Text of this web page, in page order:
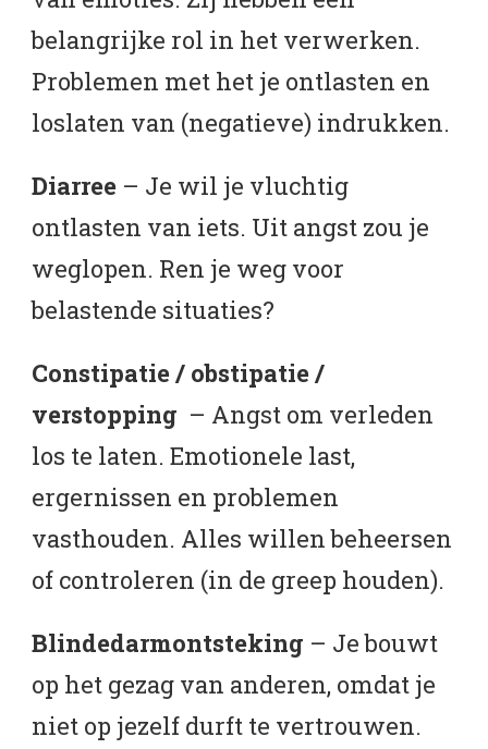
belangrijke rol in het verwerken.
Problemen met het je ontlasten en
loslaten van (negatieve) indrukken.
Diarree – Je wil je vluchtig
ontlasten van iets. Uit angst zou je
weglopen. Ren je weg voor
belastende situaties?
Constipatie / obstipatie /
verstopping – Angst om verleden
los te laten. Emotionele last,
ergernissen en problemen
vasthouden. Alles willen beheersen
of controleren (in de greep houden).
Blindedarmontsteking – Je bouwt
op het gezag van anderen, omdat je
niet op jezelf durft te vertrouwen.